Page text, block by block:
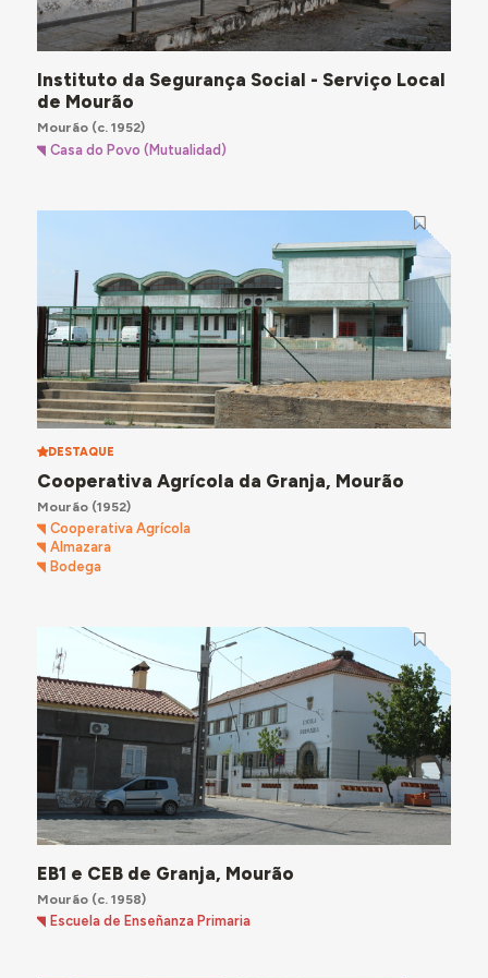
Instituto da Segurança Social - Serviço Local
de Mourão
Mourão(c. 1952)
Casa do Povo (Mutualidad)
DESTAQUE
Cooperativa Agrícola da Granja, Mourão
Mourão(1952)
Cooperativa Agrícola
Almazara
Bodega
EB1 e CEB de Granja, Mourão
Mourão(c. 1958)
Escuela de Enseñanza Primaria